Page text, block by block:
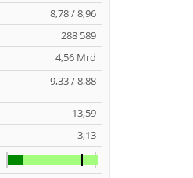
8,78 / 8,96
288 589
4,56 Mrd
9,33 / 8,88
13,59
3,13